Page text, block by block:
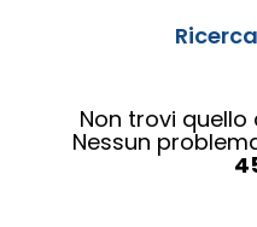
Non trovi
Nessun